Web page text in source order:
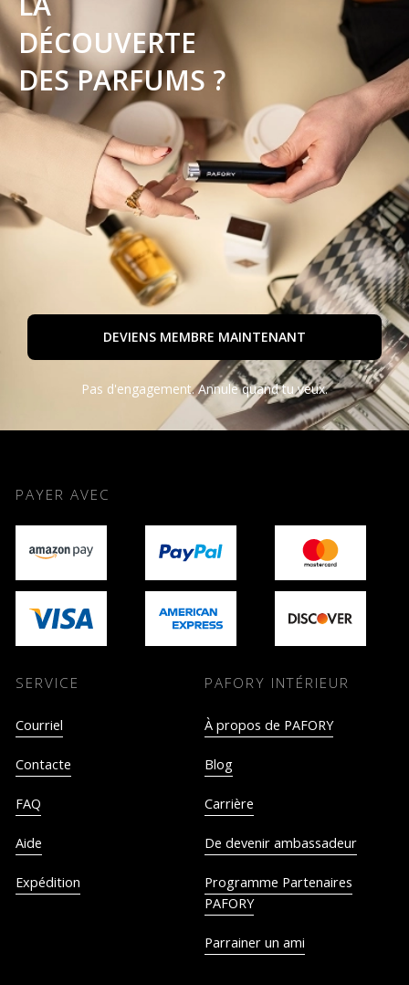
DÉCOUVERTE
DES PARFUMS ?
DEVIENS MEMBRE MAINTENANT
Pas d'engagement. Annule quand tu veux.
PAYER AVEC
SERVICE
Courriel
Contacte
FAQ
Aide
Expédition
PAFORY INTÉRIEUR
À propos de PAFORY
Blog
Carrière
De devenir ambassadeur
Programme Partenaires
PAFORY
Parrainer un ami